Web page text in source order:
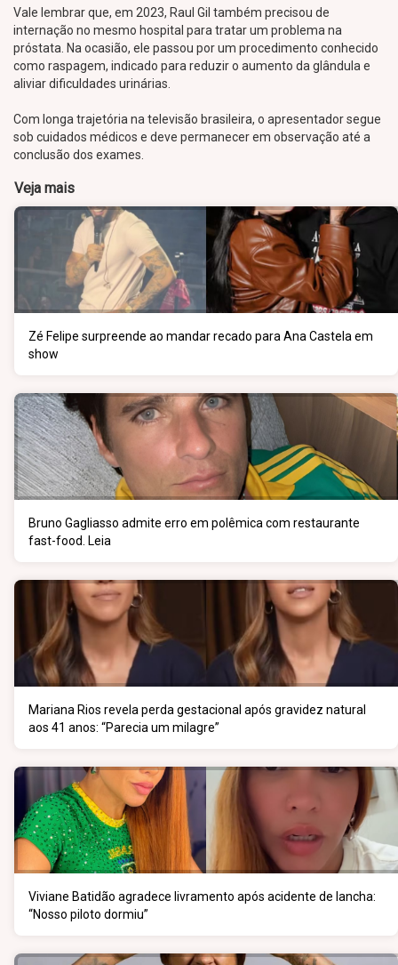
Vale lembrar que, em 2023, Raul Gil também precisou de
internação no mesmo hospital para tratar um problema na
próstata. Na ocasião, ele passou por um procedimento conhecido
como raspagem, indicado para reduzir o aumento da glândula e
aliviar dificuldades urinárias.
Com longa trajetória na televisão brasileira, o apresentador segue
sob cuidados médicos e deve permanecer em observação até a
conclusão dos exames.
Veja mais
Zé Felipe surpreende ao mandar recado para Ana Castela em
show
Bruno Gagliasso admite erro em polêmica com restaurante
fast-food. Leia
Mariana Rios revela perda gestacional após gravidez natural
aos 41 anos: “Parecia um milagre”
Viviane Batidão agradece livramento após acidente de lancha:
“Nosso piloto dormiu”